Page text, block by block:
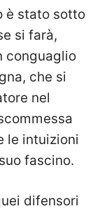
è stato sotto
si farà,
conguaglio
che si
nel
le intuizioni
fascino.
difensori